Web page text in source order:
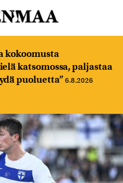
kokoomusta
katsomossa, paljastaa
puoluetta” 6.8.2026